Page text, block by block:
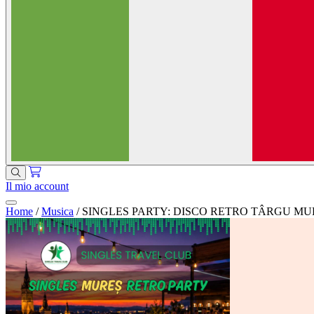
Il mio account
Home / Musica / SINGLES PARTY: DISCO RETRO TÂRGU